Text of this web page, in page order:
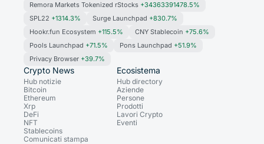
Remora Markets Tokenized rStocks +34363391478.5%
SPL22 +1314.3% Surge Launchpad +830.7%
Hookr.fun Ecosystem +115.5% CNY Stablecoin +75.6%
Pools Launchpad +71.5% Pons Launchpad +51.9%
Privacy Browser +39.7%
Crypto News
Hub notizie
Bitcoin
Ethereum
Xrp
DeFi
NFT
Stablecoins
Comunicati stampa
Ecosistema
Hub directory
Aziende
Persone
Prodotti
Lavori Crypto
Eventi